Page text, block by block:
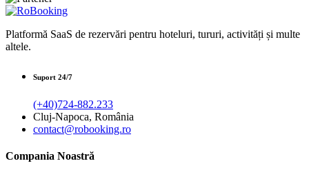
Platformă SaaS de rezervări pentru hoteluri, tururi, activități și multe
altele.
Suport 24/7
(+40)724-882.233
Cluj-Napoca, România
contact@robooking.ro
Compania Noastră